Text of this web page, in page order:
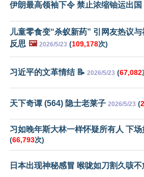
伊朗最高领袖下令 禁止浓缩铀运出国
儿童零食变“杀蚁新药” 引网友热议与
反思 🖼️ 2026/5/23 (109,178次)
习近平的文革情结 📝 2026/5/23 (67,082
天下奇谭 (564) 隐士老莱子 2026/5/23 (
习如晚年斯大林一样怀疑所有人 下场
(66,793次)
日本出现神秘感冒 喉咙如刀割久咳不